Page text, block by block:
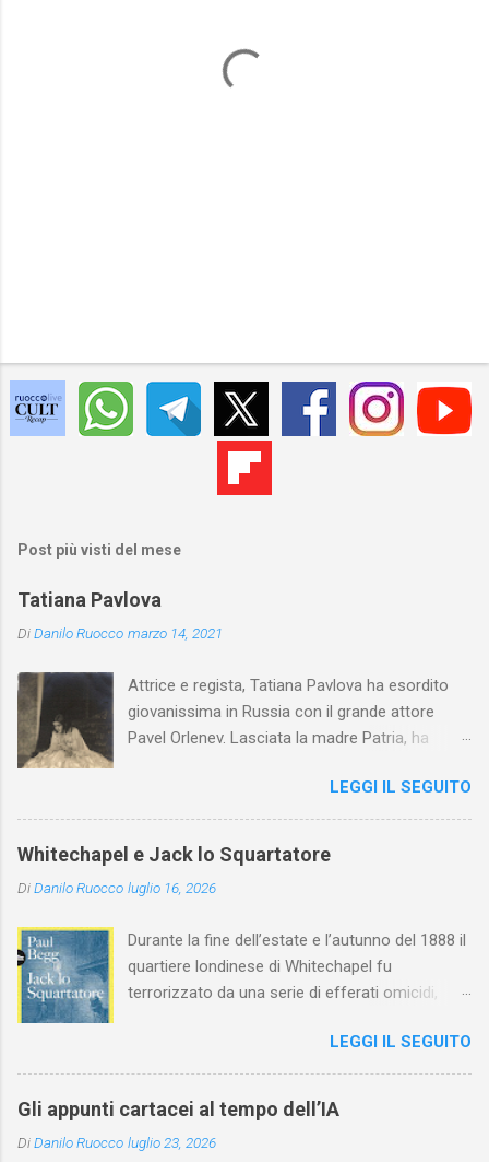
Post più visti del mese
Tatiana Pavlova
DiDanilo Ruocco marzo 14, 2021
Attrice e regista, Tatiana Pavlova ha esordito
giovanissima in Russia con il grande attore
Pavel Orlenev. Lasciata la madre Patria, ha
l'arte della Pavlova ha raggiunto la piena
maturità ed è stata in grado di rinnovare
profondamente l'attardato mondo teatrale
LEGGI IL SEGUITO
Whitechapel e Jack lo Squartatore
DiDanilo Ruocco luglio 16, 2026
Durante la fine dell’estate e l’autunno del 1888 il
quartiere londinese di Whitechapel fu
terrorizzato da una serie di efferati omicidi,
assassino ribattezzato Jack lo Squartatore la
cui identità, tutt’oggi, resta ignota. Paul Begg in
Jack lo Squartatore: la vera storia , edito da
Utet, ricostruisce non solo i cinque omicidi
“canonicamente” addebitati a Jack lo
LEGGI IL SEGUITO
Gli appunti cartacei al tempo dell’IA
DiDanilo Ruocco luglio 23, 2026